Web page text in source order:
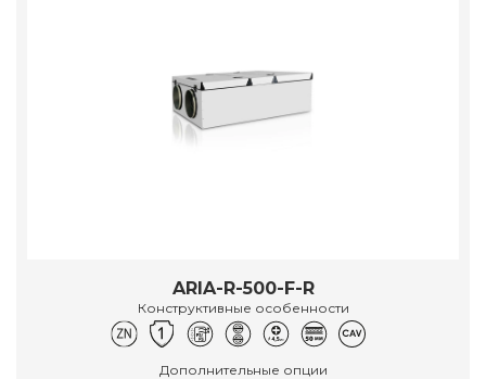
ARIA-R-500-F-R
Конструктивные особенности
Дополнительные опции